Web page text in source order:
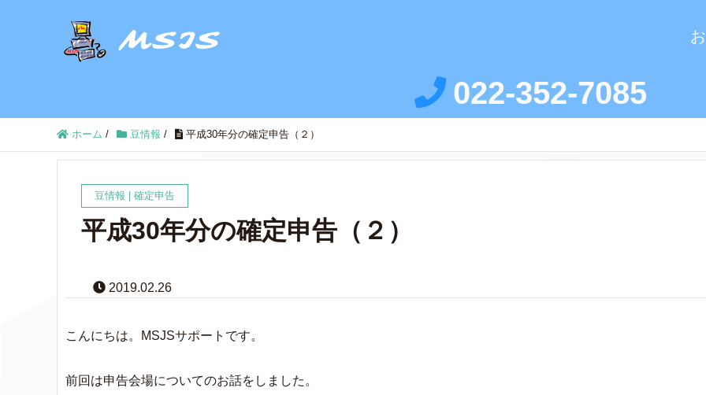
022-352-7085
ホーム / 豆情報 / 平成30年分の確定申告（２）
豆情報 確定申告
平成30年分の確定申告（２）
2019.02.26
こんにちは。MSJSサポートです。
前回は申告会場についてのお話をしました。